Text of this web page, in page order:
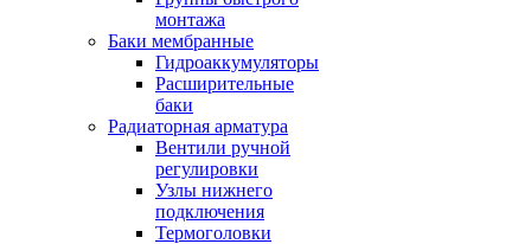
монтажа
Баки мембранные
Гидроаккумуляторы
Расширительные
баки
Радиаторная арматура
Вентили ручной
регулировки
Узлы нижнего
подключения
Термоголовки